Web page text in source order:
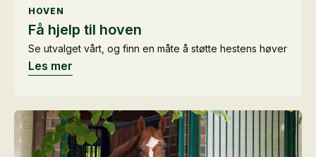
HOVEN
Få hjelp til hoven
Se utvalget vårt, og finn en måte å støtte hestens høver
Les mer